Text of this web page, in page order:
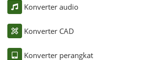
Konverter audio
Konverter CAD
Konverter perangkat